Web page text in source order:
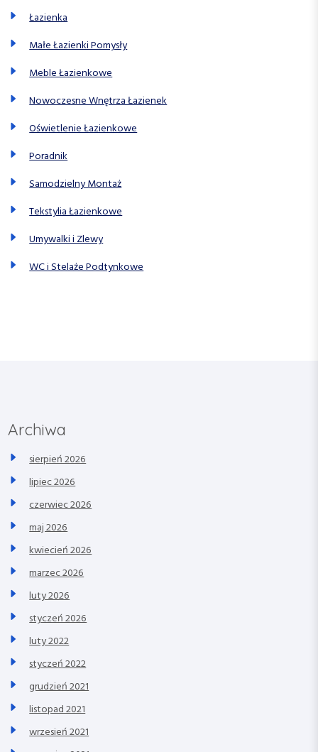
Łazienka
Małe Łazienki Pomysły
Meble Łazienkowe
Nowoczesne Wnętrza Łazienek
Oświetlenie Łazienkowe
Poradnik
Samodzielny Montaż
Tekstylia Łazienkowe
Umywalki i Zlewy
WC i Stelaże Podtynkowe
Archiwa
sierpień 2026
lipiec 2026
czerwiec 2026
maj 2026
kwiecień 2026
marzec 2026
luty 2026
styczeń 2026
luty 2022
styczeń 2022
grudzień 2021
listopad 2021
wrzesień 2021